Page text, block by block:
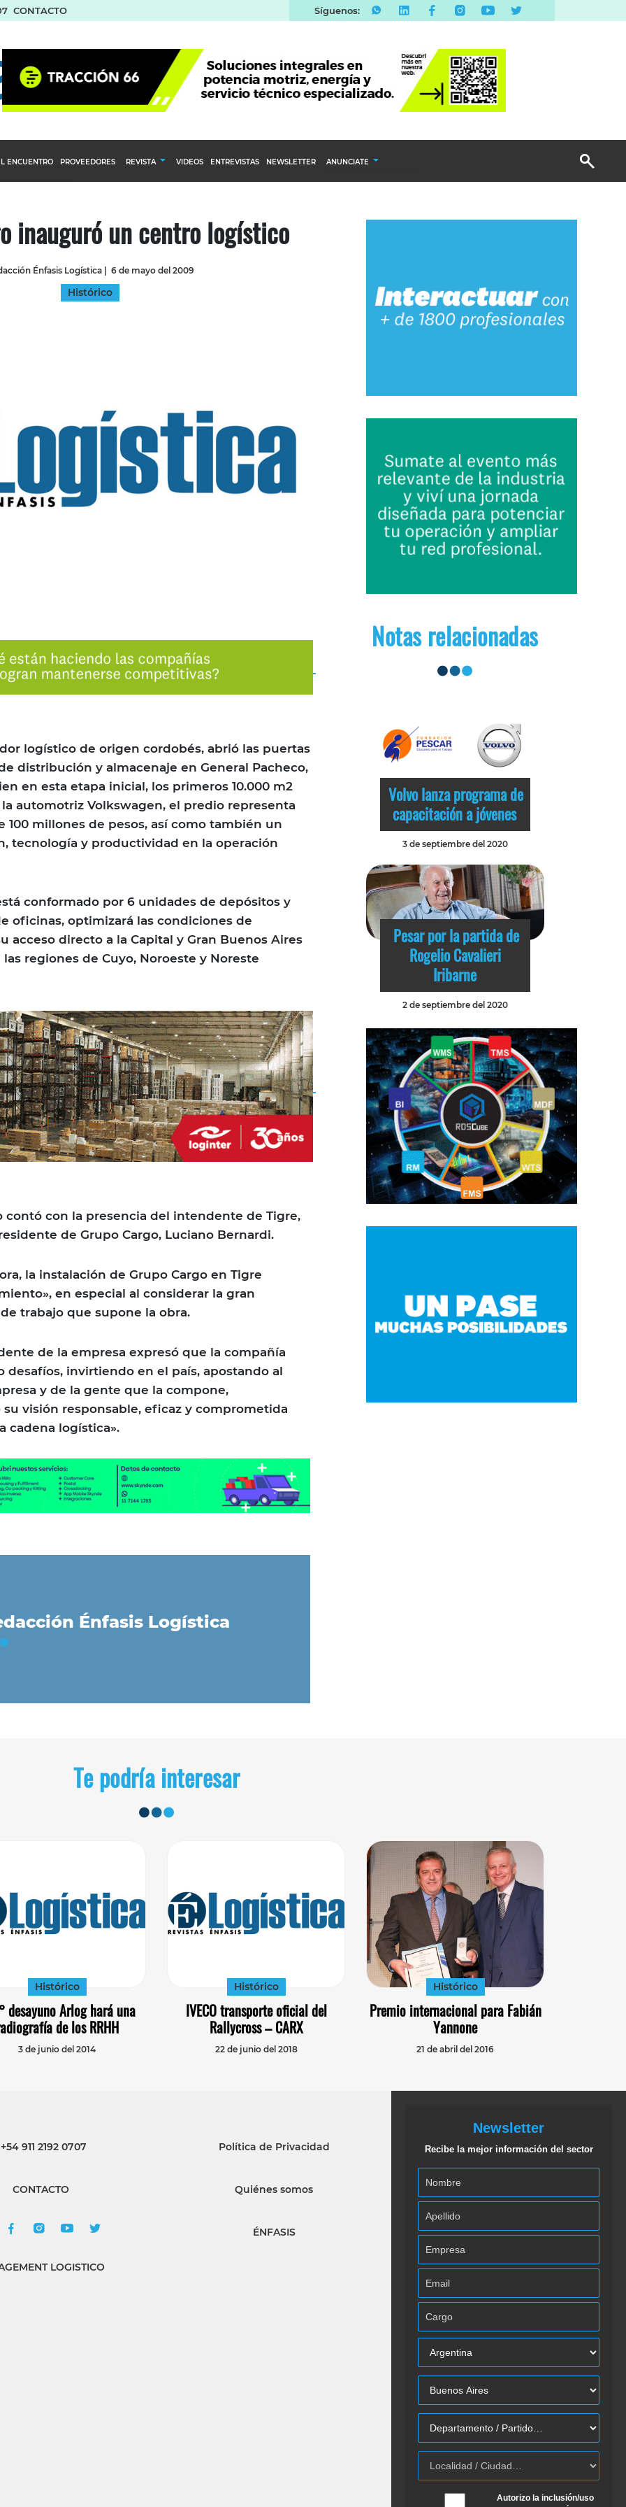
CONTACTO Síguenos:
ENCUENTRO PROVEEDORES REVISTA VIDEOS ENTREVISTAS NEWSLETTER ANUNCIATE
Email Marketing
inauguró un centro logístico
Énfasis Logística 6 de mayo del 2009
Histórico
logístico de origen cordobés, abrió las puertas
distribución y almacenaje en General Pacheco,
en esta etapa inicial, los primeros 10.000 m2
automotriz Volkswagen, el predio representa
100 millones de pesos, así como también un
tecnología y productividad en la operación
conformado por 6 unidades de depósitos y
oficinas, optimizará las condiciones de
acceso directo a la Capital y Gran Buenos Aires
regiones de Cuyo, Noroeste y Noreste
contó con la presencia del intendente de Tigre,
de Grupo Cargo, Luciano Bernardi.
la instalación de Grupo Cargo en Tigre
en especial al considerar la gran
trabajo que supone la obra.
de la empresa expresó que la compañía
desafíos, invirtiendo en el país, apostando al
y de la gente que la compone,
visión responsable, eficaz y comprometida
cadena logística».
Énfasis Logística
Notas relacionadas
Volvo lanza programa de
capacitación a jóvenes
3 de septiembre del 2020
Pesar por la partida de
Rogelio Cavalieri
Iribarne
2 de septiembre del 2020
Te podría interesar
Histórico
desayuno Arlog hará una
de los RRHH
3 de junio del 2014
Histórico
IVECO transporte oficial del
Rallycross – CARX
22 de junio del 2018
Histórico
Premio internacional para Fabián
Yannone
21 de abril del 2016
911 2192 0707
CONTACTO
LOGISTICO
Política de Privacidad
Quiénes somos
ÉNFASIS
Newsletter
Recibe la mejor información del sector
Autorizo la inclusión/uso